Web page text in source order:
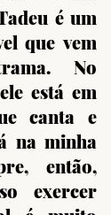
é um
que vem
No
está em
canta e
na minha
então,
exercer